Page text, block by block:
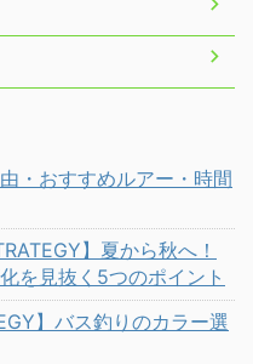
・おすすめルアー・時間
】夏から秋へ！
を見抜く5つのポイント
】バス釣りのカラー選